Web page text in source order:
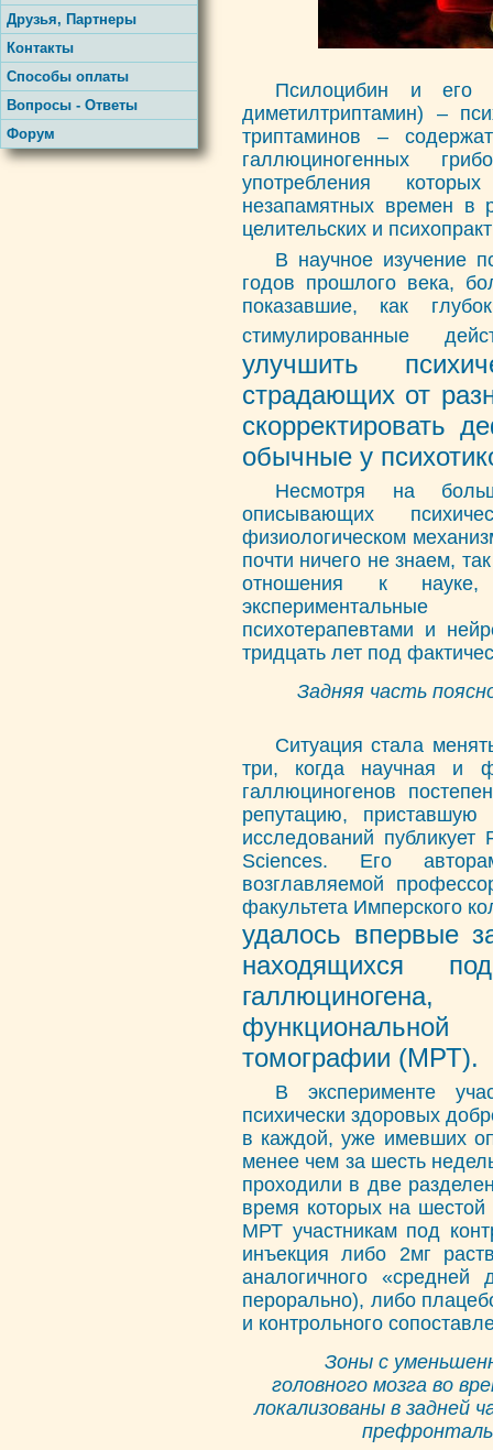
Псилоцибин и его
диметилтриптамин) –
триптаминов –
галлюциногенных
употребления
незапамятных времен в
целительских и
В научное изучение
годов прошлого века,
показавшие, как
стимулированные
улучшить
страдающих от
скорректировать
обычные у
Несмотря на
описывающих
физиологическом
почти ничего не знаем,
отношения к науке,
экспериментальные
психотерапевтами и
тридцать лет под
Задняя часть
Ситуация стала
три, когда научная и
галлюциногенов
репутацию,
исследований
Sciences. Его
возглавляемой
факультета Имперского
удалось впервые
находящихся
томографии (МРТ).
В эксперименте
психически здоровых
в каждой, уже имевших
менее чем за шесть
проходили в две
время которых на шестой
МРТ участникам под
инъекция либо 2мг
аналогичного «средней
перорально), либо
и контрольного
Зоны с
головного мозга во
локализованы в задней
Друзья, Партнеры
Контакты
Способы оплаты
Вопросы - Ответы
Форум